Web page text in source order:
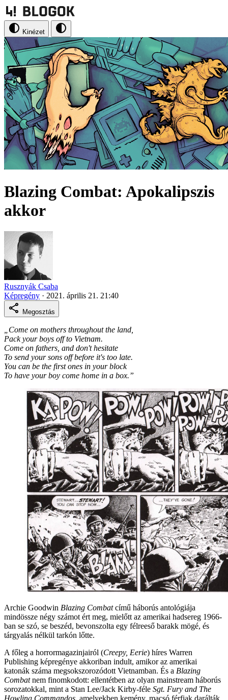
Kinézet
Blazing Combat: Apokalipszis
akkor
Rusznyák Csaba
Képregény · 2021. április 21. 21:40
Megosztás
„Come on mothers throughout the land,
Pack your boys off to Vietnam.
Come on fathers, and don't hesitate
To send your sons off before it's too late.
You can be the first ones in your block
To have your boy come home in a box.”
Archie Goodwin Blazing Combatcímű háborús antológiája
mindössze négy számot ért meg, mielőtt az amerikai hadsereg 1966-
ban se szó, se beszéd, bevonszolta egy félreeső barakk mögé, és
tárgyalás nélkül tarkón lőtte.
A főleg a horrormagazinjairól (Creepy, Eerie) híres Warren
Publishing képregénye akkoriban indult, amikor az amerikai
katonák száma megsokszorozódott Vietnamban. És a Blazing
Combatnem finomkodott: ellentétben az olyan mainstream háborús
sorozatokkal, mint a Stan Lee/Jack Kirby-féle Sgt. Fury and The
Howling Commandos, amelyekben kemény, macsó férfiak darálták